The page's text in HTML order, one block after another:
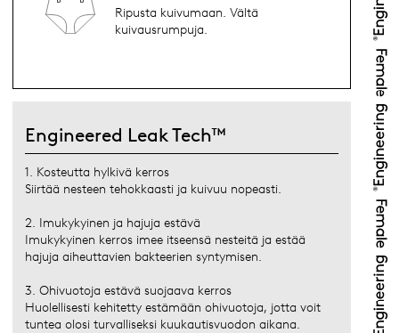
Ripusta kuivumaan. Vältä
kuivausrumpuja.
Engineered Leak Tech™
1. Kosteutta hylkivä kerros
Siirtää nesteen tehokkaasti ja kuivuu nopeasti.
2. Imukykyinen ja hajuja estävä
Imukykyinen kerros imee itseensä nesteitä ja estää
hajuja aiheuttavien bakteerien syntymisen.
3. Ohivuotoja estävä suojaava kerros
Huolellisesti kehitetty estämään ohivuotoja, jotta voit
tuntea olosi turvalliseksi kuukautisvuodon aikana.